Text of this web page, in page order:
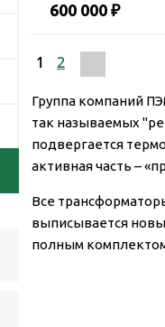
600 000 ₽
1 2
Группа компаний
так называемых
подвергается
активная часть –
Все
выписывается
полным